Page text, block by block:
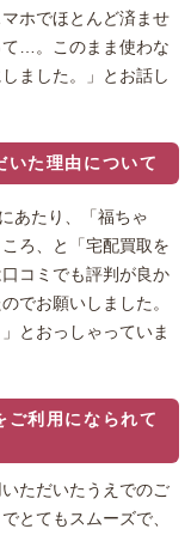
ホでほとんど済ませ
て…。このまま使わな
ました。」とお話し
いた理由について
あたり、「福ちゃ
ろ、と「宅配買取を
コミでも評判が良か
でお願いしました。
とおっしゃっていま
ご利用になられて
ただいたうえでのご
とてもスムーズで、